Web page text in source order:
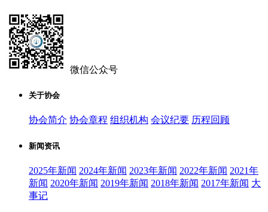
微信公众号
关于协会
协会简介 协会章程 组织机构 会议纪要 历程回顾
新闻资讯
2025年新闻 2024年新闻 2023年新闻 2022年新闻 2021年
新闻 2020年新闻 2019年新闻 2018年新闻 2017年新闻 大
事记